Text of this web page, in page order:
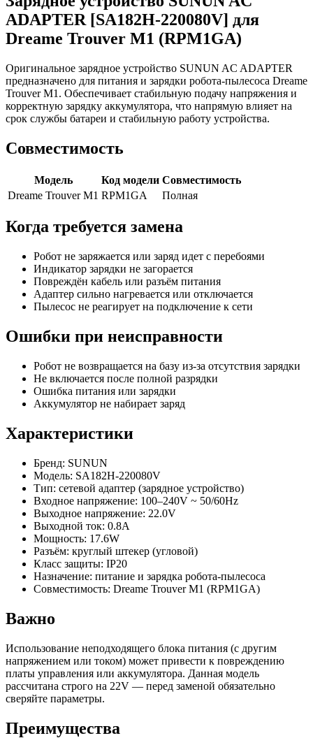
ADAPTER [SA182H-220080V] для
Dreame Trouver M1 (RPM1GA)
Оригинальное зарядное устройство SUNUN AC ADAPTER
предназначено для питания и зарядки робота-пылесоса Dreame
Trouver M1. Обеспечивает стабильную подачу напряжения и
корректную зарядку аккумулятора, что напрямую влияет на
срок службы батареи и стабильную работу устройства.
Совместимость
Модель Код модели Совместимость
Dreame Trouver M1 RPM1GA Полная
Когда требуется замена
Робот не заряжается или заряд идет с перебоями
Индикатор зарядки не загорается
Повреждён кабель или разъём питания
Адаптер сильно нагревается или отключается
Пылесос не реагирует на подключение к сети
Ошибки при неисправности
Робот не возвращается на базу из-за отсутствия зарядки
Не включается после полной разрядки
Ошибка питания или зарядки
Аккумулятор не набирает заряд
Характеристики
Бренд: SUNUN
Модель: SA182H-220080V
Тип: сетевой адаптер (зарядное устройство)
Входное напряжение: 100–240V ~ 50/60Hz
Выходное напряжение: 22.0V
Выходной ток: 0.8A
Мощность: 17.6W
Разъём: круглый штекер (угловой)
Класс защиты: IP20
Назначение: питание и зарядка робота-пылесоса
Совместимость: Dreame Trouver M1 (RPM1GA)
Важно
Использование неподходящего блока питания (с другим
напряжением или током) может привести к повреждению
платы управления или аккумулятора. Данная модель
рассчитана строго на 22V — перед заменой обязательно
сверяйте параметры.
Преимущества